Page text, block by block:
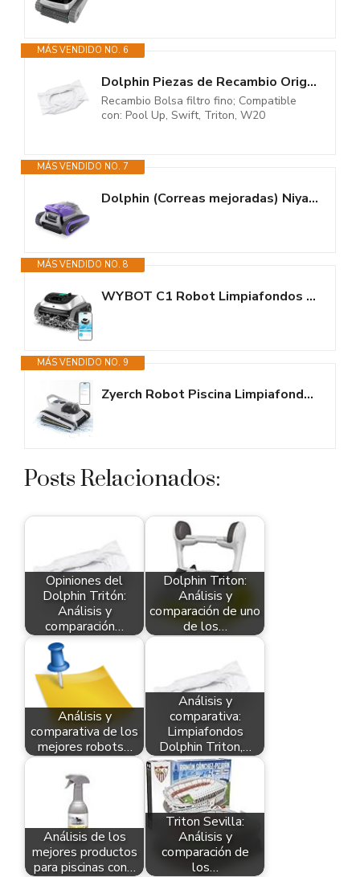
MÁS VENDIDO NO. 6
Dolphin Piezas de Recambio Originales - Bolsa Filtro Fino - Referencia...
Recambio Bolsa filtro fino; Compatible
con: Pool Up, Swift, Triton, W20
MÁS VENDIDO NO. 7
Dolphin (Correas mejoradas) Niya Sonar 30 Robot Limpiafondos Piscina de la...
MÁS VENDIDO NO. 8
WYBOT C1 Robot Limpiafondos Piscina con Planificación Inteligente de...
MÁS VENDIDO NO. 9
Zyerch Robot Piscina Limpiafondos y Paredes, Aspirador Piscinas Fondos con...
Posts Relacionados:
Opiniones del
Dolphin Tritón:
Análisis y
comparación…
Dolphin Triton:
Análisis y
comparación de uno
de los…
Análisis y
comparativa de los
mejores robots…
Análisis y
comparativa:
Limpiafondos
Dolphin Triton,…
Análisis de los
mejores productos
para piscinas con…
Triton Sevilla:
Análisis y
comparación de
los…